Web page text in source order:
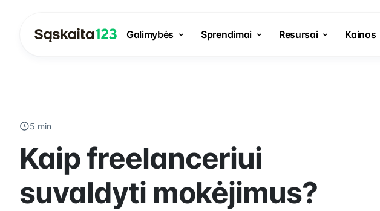
Galimybės Sprendimai Resursai Kainos
5 min
Kaip freelanceriui
suvaldyti mokėjimus?